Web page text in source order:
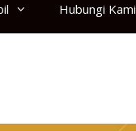
Hubungi Kami